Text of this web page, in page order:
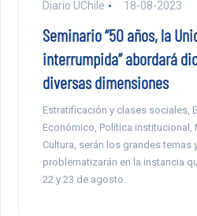
Diario UChile 18-08-2023
Seminario “50 años, la
interrumpida” abordará
diversas dimensiones
Estratificación y clases sociales,
Económico, Política institucional,
Cultura, serán los grandes temas
problematizarán en la instancia
22 y 23 de agosto.